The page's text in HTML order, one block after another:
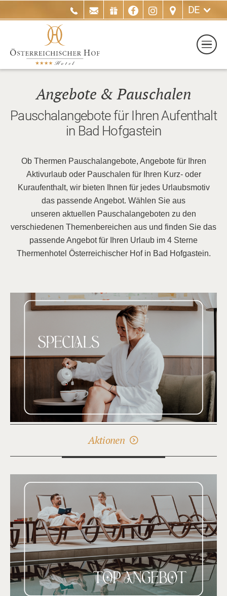
DE
Angebote & Pauschalen
Pauschalangebote für Ihren Aufenthalt
in Bad Hofgastein
Ob Thermen Pauschalangebote, Angebote für Ihren
Aktivurlaub oder Pauschalen für Ihren Kurz- oder
Kuraufenthalt, wir bieten Ihnen für jedes Urlaubsmotiv
das passende Angebot. Wählen Sie aus
unseren aktuellen Pauschalangeboten zu den
verschiedenen Themenbereichen aus und finden Sie das
passende Angebot für Ihren Urlaub im 4 Sterne
Thermenhotel Österreichischer Hof in Bad Hofgastein.
Aktionen